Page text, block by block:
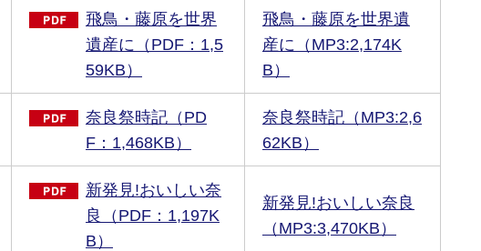
飛鳥・藤原を世界
遺産に（PDF：1,5
59KB）
飛鳥・藤原を世界遺
産に（MP3:2,174K
B）
奈良祭時記（PD
F：1,468KB）
奈良祭時記（MP3:2,6
62KB）
新発見!おいしい奈
良（PDF：1,197K
B）
新発見!おいしい奈良
（MP3:3,470KB）